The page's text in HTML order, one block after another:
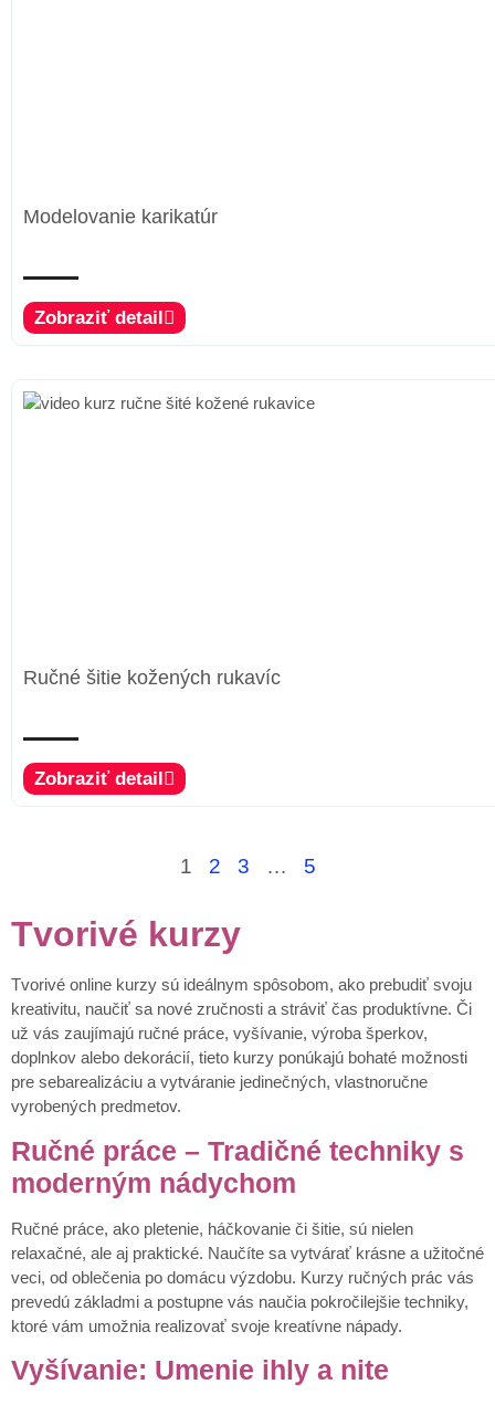
Modelovanie karikatúr
Zobraziť detail
Ručné šitie kožených rukavíc
Zobraziť detail
1 2 3 … 5
Tvorivé kurzy
Tvorivé online kurzy sú ideálnym spôsobom, ako prebudiť svoju
kreativitu, naučiť sa nové zručnosti a stráviť čas produktívne. Či
už vás zaujímajú ručné práce, vyšívanie, výroba šperkov,
doplnkov alebo dekorácií, tieto kurzy ponúkajú bohaté možnosti
pre sebarealizáciu a vytváranie jedinečných, vlastnoručne
vyrobených predmetov.
Ručné práce – Tradičné techniky s
moderným nádychom
Ručné práce, ako pletenie, háčkovanie či šitie, sú nielen
relaxačné, ale aj praktické. Naučíte sa vytvárať krásne a užitočné
veci, od oblečenia po domácu výzdobu. Kurzy ručných prác vás
prevedú základmi a postupne vás naučia pokročilejšie techniky,
ktoré vám umožnia realizovať svoje kreatívne nápady.
Vyšívanie: Umenie ihly a nite